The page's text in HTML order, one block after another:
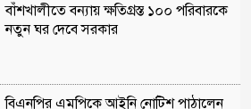
বাঁশখালীতে বন্যায় ক্ষতিগ্রস্ত ১০০ পরিবারকে
নতুন ঘর দেবে সরকার
বিএনপির এমপিকে আইনি নোটিশ পাঠালেন